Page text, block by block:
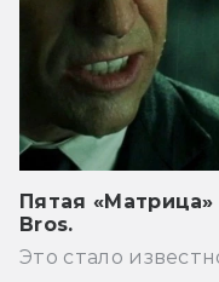
Пятая
Bros.
Это стало